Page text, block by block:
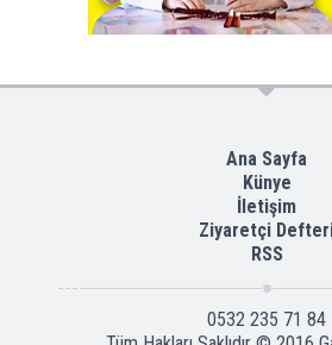
Ana Sayfa
Künye
İletişim
Ziyaretçi
RSS
0532 235 71 84